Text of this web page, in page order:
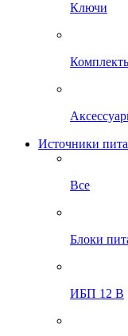
Ключи
Источники
Все
Блоки
ИБП 12 В